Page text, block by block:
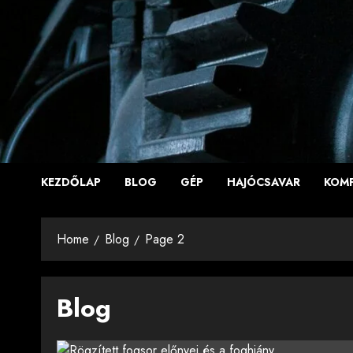
content
KEZDŐLAP BLOG GÉP HAJÓCSAVAR
Home Blog Page 2
Blog